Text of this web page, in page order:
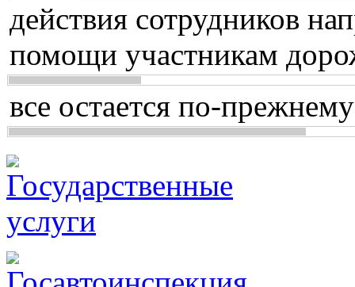
действия сотрудников
помощи участникам
все остается по-